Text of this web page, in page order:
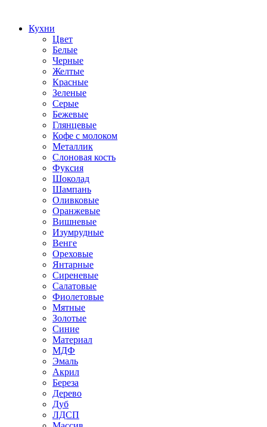
Кухни
Цвет
Белые
Черные
Желтые
Красные
Зеленые
Серые
Бежевые
Глянцевые
Кофе с молоком
Металлик
Слоновая кость
Фуксия
Шоколад
Шампань
Оливковые
Оранжевые
Вишневые
Изумрудные
Венге
Ореховые
Янтарные
Сиреневые
Салатовые
Фиолетовые
Мятные
Золотые
Синие
Материал
МДФ
Эмаль
Акрил
Береза
Дерево
Дуб
ЛДСП